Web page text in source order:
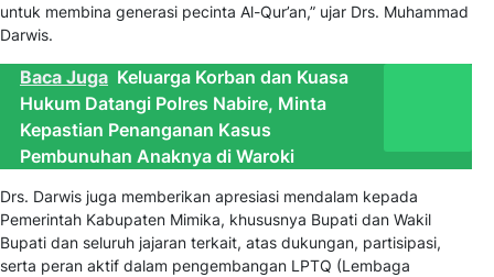
untuk membina generasi pecinta Al-Qur’an,” ujar Drs. Muhammad
Darwis.
Baca Juga Keluarga Korban dan Kuasa
Hukum Datangi Polres Nabire, Minta
Kepastian Penanganan Kasus
Pembunuhan Anaknya di Waroki
Drs. Darwis juga memberikan apresiasi mendalam kepada
Pemerintah Kabupaten Mimika, khususnya Bupati dan Wakil
Bupati dan seluruh jajaran terkait, atas dukungan, partisipasi,
serta peran aktif dalam pengembangan LPTQ (Lembaga